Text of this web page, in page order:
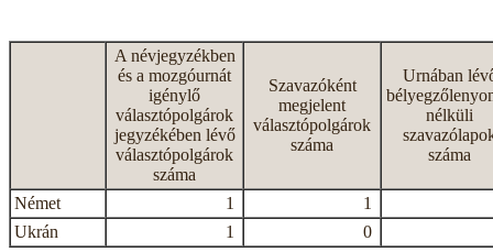
A névjegyzékben
és a mozgóurnát
igénylő
választópolgárok
jegyzékében lévő
választópolgárok
száma
Szavazóként
megjelent
választópolgárok
száma
Urnában
nélküli
száma
Német 1
1
Ukrán
1 0